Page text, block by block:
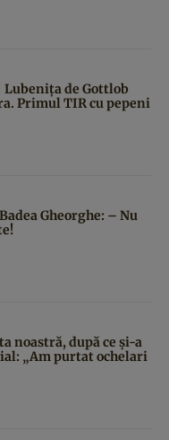
Lubenița de Gottlob
Primul TIR cu pepeni
Gheorghe: – Nu
noastră, după ce și-a
„Am purtat ochelari